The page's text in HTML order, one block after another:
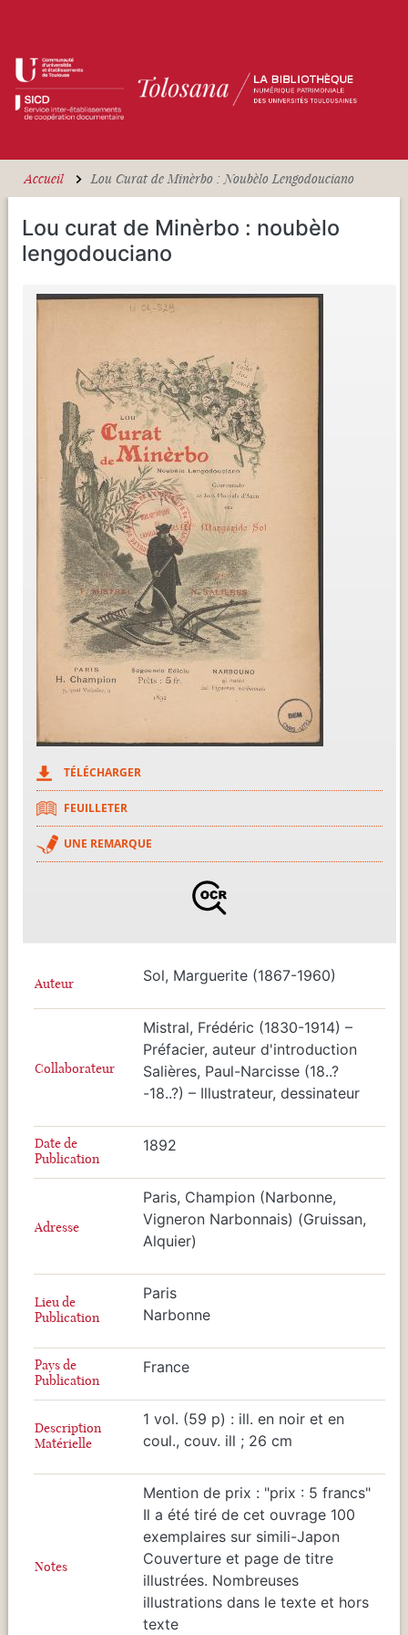
Accueil Lou Curat de Minèrbo : Noubèlo Lengodouciano
Lou curat de Minèrbo : noubèlo
lengodouciano
TÉLÉCHARGER
FEUILLETER
UNE REMARQUE
Auteur Sol, Marguerite (1867-1960)
Collaborateur
Mistral, Frédéric (1830-1914) –
Préfacier, auteur d'introduction
Salières, Paul-Narcisse (18..?
-18..?) – Illustrateur, dessinateur
Date de
Publication
1892
Adresse
Paris, Champion (Narbonne,
Vigneron Narbonnais) (Gruissan,
Alquier)
Lieu de
Publication
Paris
Narbonne
Pays de
Publication
France
Description
Matérielle
1 vol. (59 p) : ill. en noir et en
coul., couv. ill ; 26 cm
Notes
Mention de prix : "prix : 5 francs"
Il a été tiré de cet ouvrage 100
exemplaires sur simili-Japon
Couverture et page de titre
illustrées. Nombreuses
illustrations dans le texte et hors
texte